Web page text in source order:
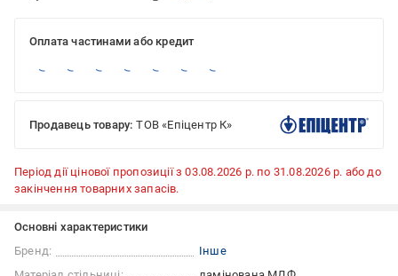
Оплата частинами або кредит
Продавець товару: ТОВ «Епіцентр К»
Період дії цінової пропозиції з 03.08.2026 р. по 31.08.2026 р. або до
закінчення товарних запасів.
Основні характеристики
Бренд:
Інше